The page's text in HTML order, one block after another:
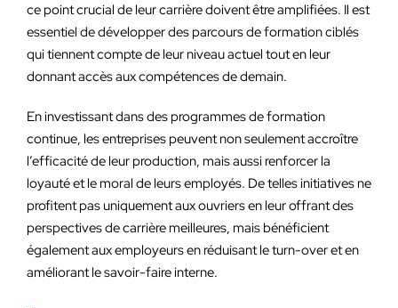
ce point crucial de leur carrière doivent être amplifiées. Il est
essentiel de développer des parcours de formation ciblés
qui tiennent compte de leur niveau actuel tout en leur
donnant accès aux compétences de demain.
En investissant dans des programmes de formation
continue, les entreprises peuvent non seulement accroître
l’efficacité de leur production, mais aussi renforcer la
loyauté et le moral de leurs employés. De telles initiatives ne
profitent pas uniquement aux ouvriers en leur offrant des
perspectives de carrière meilleures, mais bénéficient
également aux employeurs en réduisant le turn-over et en
améliorant le savoir-faire interne.